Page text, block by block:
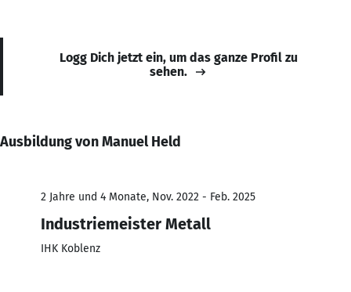
Logg Dich jetzt ein, um das ganze Profil zu
sehen.
Ausbildung von Manuel Held
2 Jahre und 4 Monate, Nov. 2022 - Feb. 2025
Industriemeister Metall
IHK Koblenz